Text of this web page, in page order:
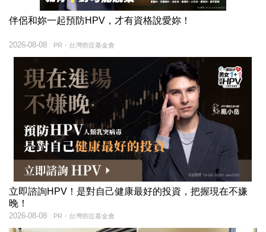
伴侶和妳一起預防HPV，才有資格說愛妳！
PR・台灣癌症基金會
2026-08-08
立即諮詢HPV！是對自己健康最好的投資，把握現在不嫌
晚！
PR・台灣癌症基金會
2026-08-08